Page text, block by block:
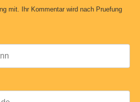
mit. Ihr Kommentar wird nach Pruefung